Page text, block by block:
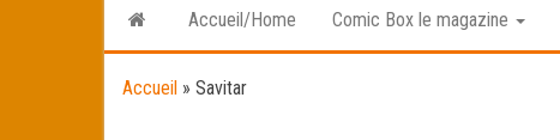
Accueil/Home Comic Box le magazine
Accueil » Savitar